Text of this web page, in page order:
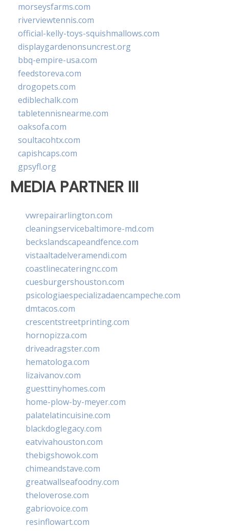
morseysfarms.com
riverviewtennis.com
official-kelly-toys-squishmallows.com
displaygardenonsuncrest.org
bbq-empire-usa.com
feedstoreva.com
drogopets.com
ediblechalk.com
tabletennisnearme.com
oaksofa.com
soultacohtx.com
capishcaps.com
gpsyfl.org
MEDIA PARTNER III
vwrepairarlington.com
cleaningservicebaltimore-md.com
beckslandscapeandfence.com
vistaaltadelveramendi.com
coastlinecateringnc.com
cuesburgershouston.com
psicologiaespecializadaencampeche.com
dmtacos.com
crescentstreetprinting.com
hornopizza.com
driveadragster.com
hematologa.com
lizaivanov.com
guesttinyhomes.com
home-plow-by-meyer.com
palatelatincuisine.com
blackdoglegacy.com
eatvivahouston.com
thebigshowok.com
chimeandstave.com
greatwallseafoodny.com
theloverose.com
gabriovoice.com
resinflowart.com